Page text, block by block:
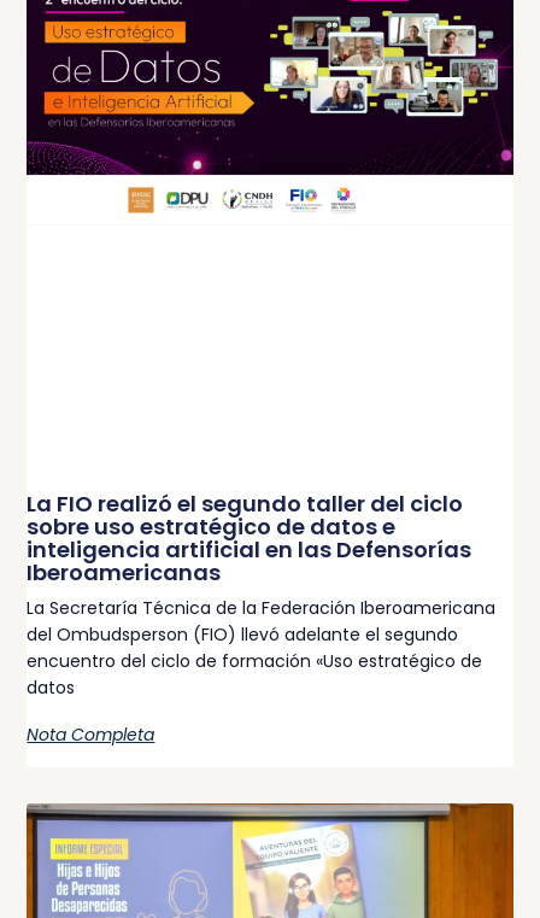
La FIO realizó el segundo taller del ciclo
sobre uso estratégico de datos e
inteligencia artificial en las Defensorías
Iberoamericanas
La Secretaría Técnica de la Federación Iberoamericana
del Ombudsperson (FIO) llevó adelante el segundo
encuentro del ciclo de formación «Uso estratégico de
datos
Nota Completa